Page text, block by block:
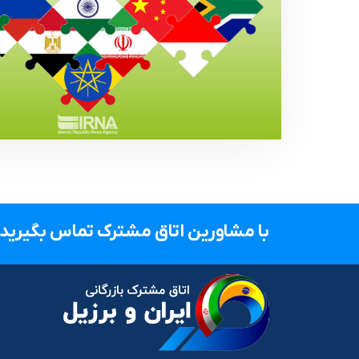
با مشاورین اتاق مشترک تماس